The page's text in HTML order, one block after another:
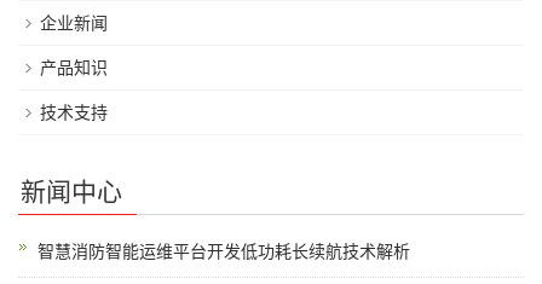
企业新闻
产品知识
技术支持
新闻中心
智慧消防智能运维平台开发低功耗长续航技术解析